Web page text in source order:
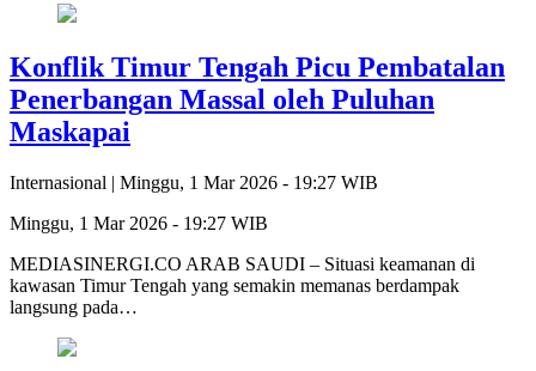
Konflik Timur Tengah Picu Pembatalan
Penerbangan Massal oleh Puluhan
Maskapai
Internasional | Minggu, 1 Mar 2026 - 19:27 WIB
Minggu, 1 Mar 2026 - 19:27 WIB
MEDIASINERGI.CO ARAB SAUDI – Situasi keamanan di
kawasan Timur Tengah yang semakin memanas berdampak
langsung pada…